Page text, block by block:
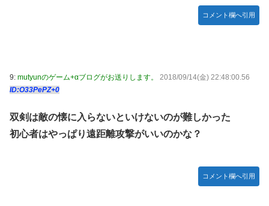
ヴィクターはエインフェリアを集めるようです 第75話
成人向けゲーム『ヤリステ メスブター』開発者絶望、銀行
がsteamからの入金を拒否→金が入ってなくても売上金額分
【画像】泉「セラス！開けてくれ！セラァス!!」【ラブライ
ブ！蓮ノ空】
んてデマ！50分いたぞ😡」 →しかし事実上の視察は数分で
コメント欄へ引用
9: mutyunのゲーム+αブログがお送りします。
2018/09/14(金) 22:48:00.56
ID:O33PePZ+0
双剣は敵の懐に入らないといけないのが難しかった
初心者はやっぱり遠距離攻撃がいいのかな？
コメント欄へ引用